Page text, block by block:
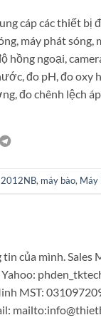
cáp các thiết bị
máy phát sóng,
hồng ngoại,
đo pH, đo
đo chênh lệch
, máy bào, Máy
của mình.
MST: